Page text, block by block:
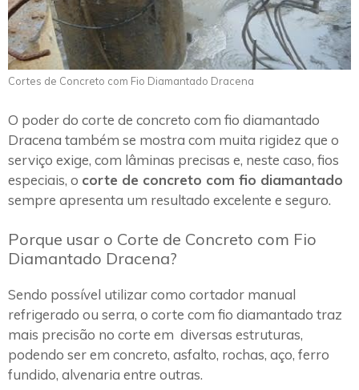
Cortes de Concreto com Fio Diamantado Dracena
O poder do corte de concreto com fio diamantado
Dracena também se mostra com muita rigidez que o
serviço exige, com lâminas precisas e, neste caso, fios
especiais, o corte de concreto com fio diamantado
sempre apresenta um resultado excelente e seguro.
Porque usar o Corte de Concreto com Fio
Diamantado Dracena?
Sendo possível utilizar como cortador manual
refrigerado ou serra, o corte com fio diamantado traz
mais precisão no corte em diversas estruturas,
podendo ser em concreto, asfalto, rochas, aço, ferro
fundido, alvenaria entre outras.